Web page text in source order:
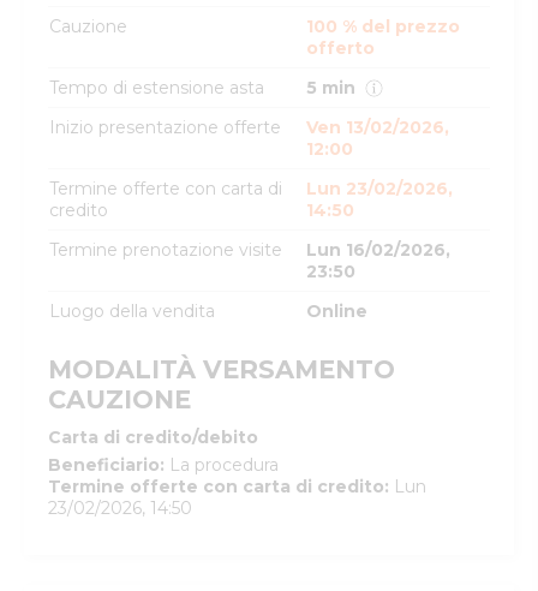
Cauzione
100 % del prezzo
offerto
Tempo di estensione asta
5 min
Inizio presentazione offerte
Ven 13/02/2026,
12:00
Termine offerte con carta di
credito
Lun 23/02/2026,
14:50
Termine prenotazione visite
Lun 16/02/2026,
23:50
Luogo della vendita
Online
MODALITÀ VERSAMENTO
CAUZIONE
Carta di credito/debito
Beneficiario: La procedura
Termine offerte con carta di credito: Lun
23/02/2026, 14:50